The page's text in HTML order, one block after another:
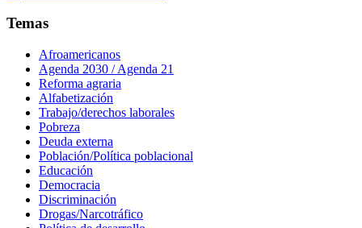
Temas
Afroamericanos
Agenda 2030 / Agenda 21
Reforma agraria
Alfabetización
Trabajo/derechos laborales
Pobreza
Deuda externa
Población/Política poblacional
Educación
Democracia
Discriminación
Drogas/Narcotráfico